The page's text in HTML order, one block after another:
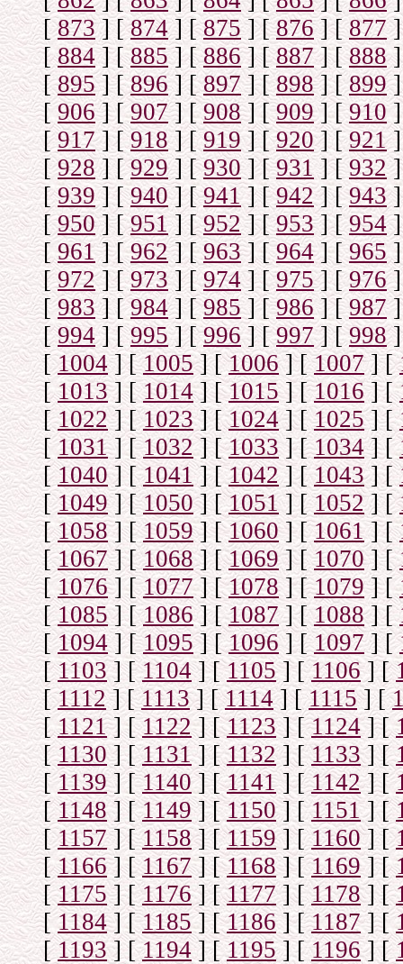
[873] [874] [875] [876] [877]
[884] [885] [886] [887] [888]
[895] [896] [897] [898] [899]
[906] [907] [908] [909] [910]
[917] [918] [ 919] [920] [921]
[928] [929] [930] [931] [932]
[939] [940] [941] [942] [943]
[950] [951] [952] [953] [954]
[961] [962] [963] [964] [965]
[972] [973] [974] [975] [976]
[983] [984] [985] [986] [987]
[994] [995] [996] [997] [998]
[1004] [1005] [1006] [1007] [
[1013] [1014] [1015] [1016] [
[1022] [1023] [1024] [1025] [
[1031] [1032] [1033 ] [1034] [
[1040] [1041] [1042] [1043] [
[1049] [1050] [1051] [1052] [
[1058] [1059] [1060] [1061] [
[1067] [1068] [1069] [1070] [
[1076] [1077] [1078] [1079] [
[1085] [1086] [1087] [1088] [
[1094] [1095] [1096 ] [1097] [
[1103] [1104] [1105] [1106] [
[1112] [1113] [1114] [1115] [
[1121] [1122] [1123] [1124] [
[1130] [1131] [1132] [1133] [
[1139] [1140] [1141] [1142] [
[1148] [1149] [1150] [1151] [
[1157] [1158] [1159] [1160] [
[1166] [1167] [1168] [1169] [
[1175] [1176] [1177] [1178] [
[1184] [1185] [1186] [1187] [
[1193] [1194] [1195] [1196] [